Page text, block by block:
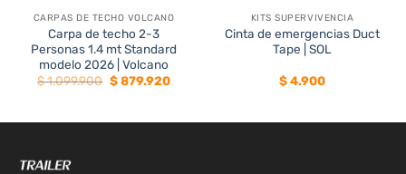
20%
CARPAS DE TECHO VOLCANO
Carpa de techo 2-3
Personas 1.4 mt Standard
modelo 2026 | Volcano
$1.099.900 El
precio
$ 1.099.900.
$879.920El
$ 879.920.
KITS SUPERVIVENCIA
Cinta de emergencias Duct
Tape | SOL
$4.900